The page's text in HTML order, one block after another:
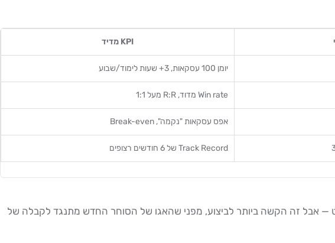
KPI מדיד
יומן 100 עסקאות, 3+ שעות לימוד/שבוע
Win rate מדוד, R:R מעל 1:1
אפס עסקאות "נקמה", Break-even
Track Record של 6 חודשים רצופים
— אבל זה הקשה ביותר לביצוע, מפני שהאגו של הסוחר החדש מתנגד לקבלה של